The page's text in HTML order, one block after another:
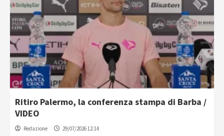
Ritiro Palermo, la conferenza stampa di Barba /
VIDEO
Redazione 29/07/2026 12:14